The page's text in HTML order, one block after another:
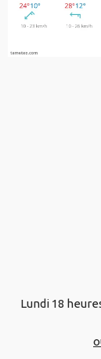
Lundi 18